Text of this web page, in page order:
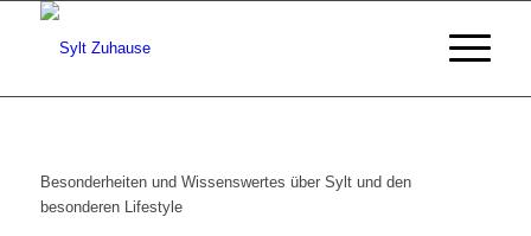
Besonderheiten und Wissenswertes über Sylt und den
besonderen Lifestyle